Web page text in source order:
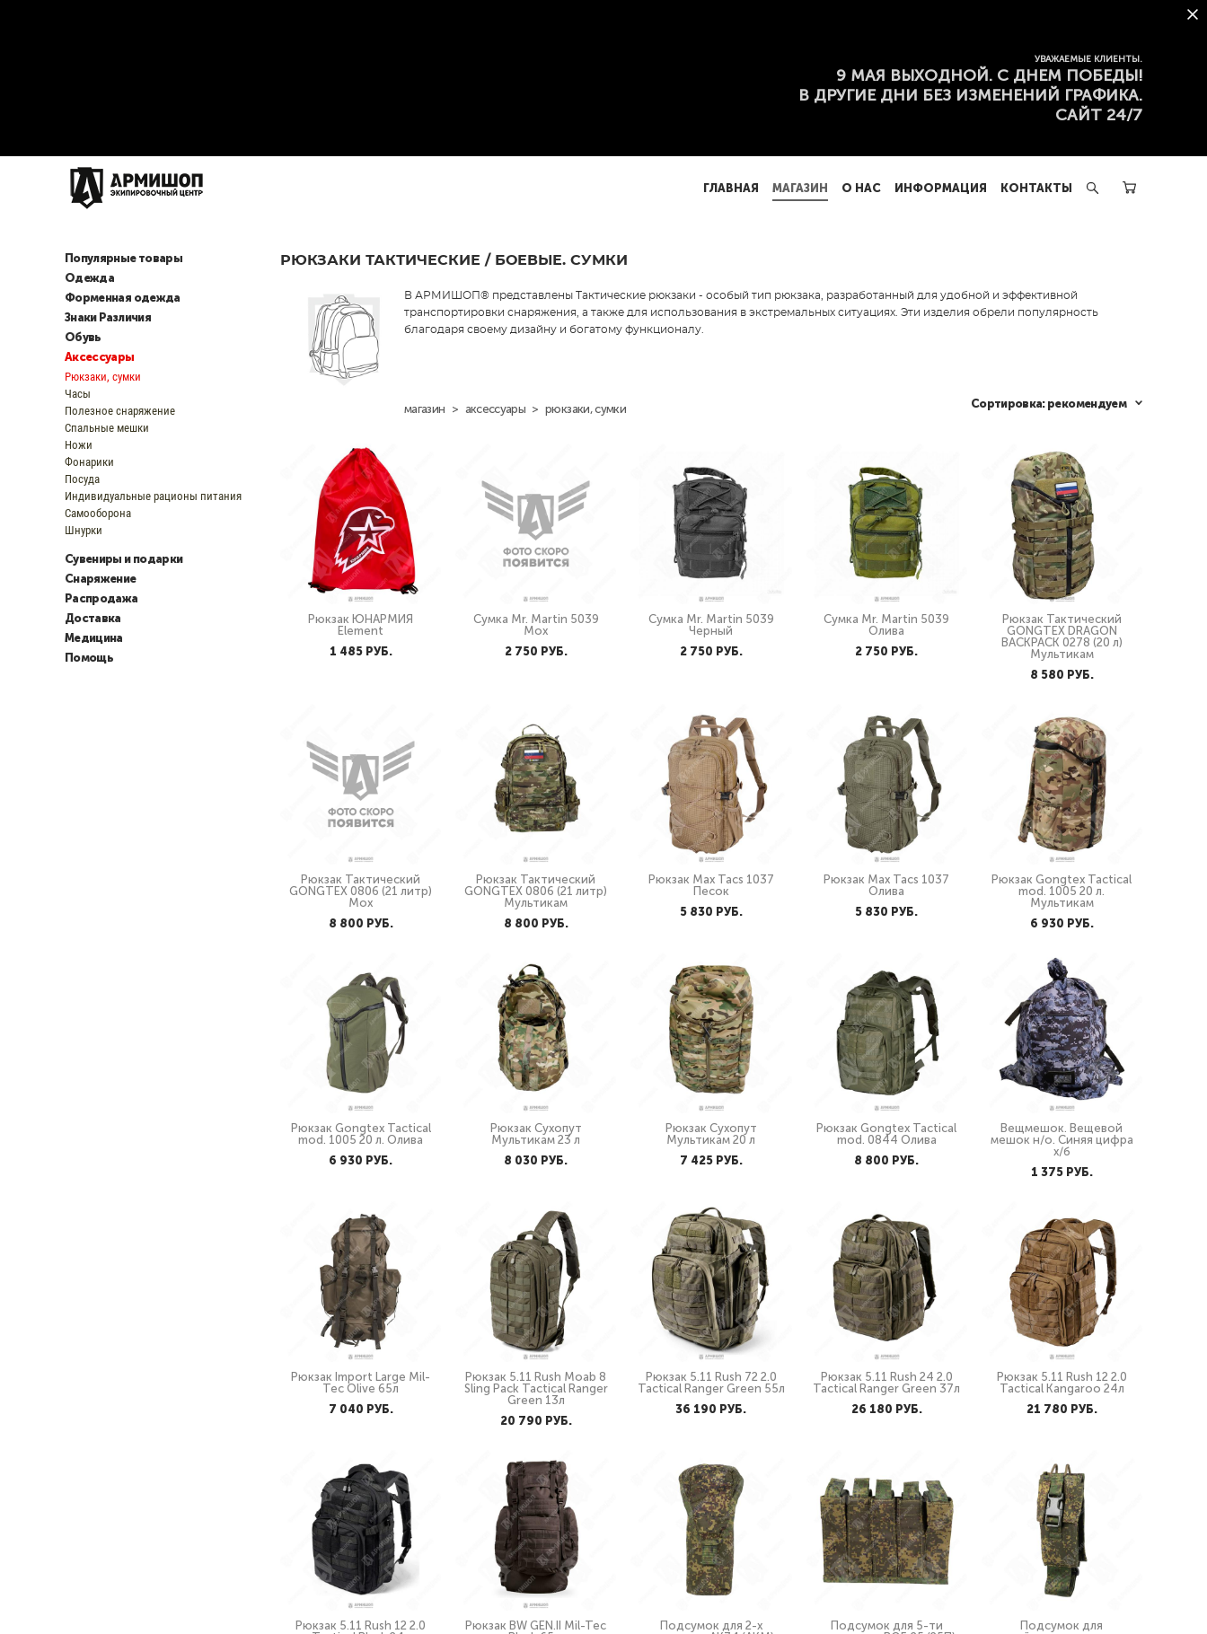
УВАЖАЕМЫЕ КЛИЕНТЫ.
9 МАЯ ВЫХОДНОЙ. С ДНЕМ ПОБЕДЫ!
В ДРУГИЕ ДНИ БЕЗ ИЗМЕНЕНИЙ ГРАФИКА.
САЙТ 24/7
ГЛАВНАЯ МАГАЗИН О НАС ИНФОРМАЦИЯ КОНТАКТЫ
Популярные товары
Одежда
Форменная одежда
Знаки Различия
Обувь
Аксессуары
Рюкзаки, сумки
Часы
Полезное снаряжение
Спальные мешки
Ножи
Фонарики
Посуда
Индивидуальные рационы питания
Самооборона
Шнурки
Сувениры и подарки
Снаряжение
Распродажа
Доставка
Медицина
Помощь
РЮКЗАКИ ТАКТИЧЕСКИЕ / БОЕВЫЕ. СУМКИ
В АРМИШОП® представлены Тактические рюкзаки - особый тип рюкзака, разработанный для удобной и эффективной
транспортировки снаряжения, а также для использования в экстремальных ситуациях. Эти изделия обрели популярность
благодаря своему дизайну и богатому функционалу.
магазин > аксессуары > рюкзаки, сумки Сортировка: рекомендуем
Рюкзак ЮНАРМИЯ
Element
1 485 PУБ.
Сумка Mr. Martin 5039
Мох
2 750 PУБ.
Сумка Mr. Martin 5039
Черный
2 750 PУБ.
Сумка Mr. Martin 5039
Олива
2 750 PУБ.
Рюкзак Тактический
GONGTEX DRAGON
BACKPACK 0278 (20 л)
Мультикам
8 580 PУБ.
Рюкзак Тактический
GONGTEX 0806 (21 литр)
Мох
8 800 PУБ.
Рюкзак Тактический
GONGTEX 0806 (21 литр)
Мультикам
8 800 PУБ.
Рюкзак Max Tacs 1037
Песок
5 830 PУБ.
Рюкзак Max Tacs 1037
Олива
5 830 PУБ.
Рюкзак Gongtex Tactical
mod. 1005 20 л.
Мультикам
6 930 PУБ.
Рюкзак Gongtex Tactical
mod. 1005 20 л. Олива
6 930 PУБ.
Рюкзак Сухопут
Мультикам 23 л
8 030 PУБ.
Рюкзак Сухопут
Мультикам 20 л
7 425 PУБ.
Рюкзак Gongtex Tactical
mod. 0844 Олива
8 800 PУБ.
Вещмешок. Вещевой
мешок н/о. Синяя цифра
х/б
1 375 PУБ.
Рюкзак Import Large Mil-
Tec Olive 65л
7 040 PУБ.
Рюкзак 5.11 Rush Moab 8
Sling Pack Tactical Ranger
Green 13л
20 790 PУБ.
Рюкзак 5.11 Rush 72 2.0
Tactical Ranger Green 55л
36 190 PУБ.
Рюкзак 5.11 Rush 24 2.0
Tactical Ranger Green 37л
26 180 PУБ.
Рюкзак 5.11 Rush 12 2.0
Tactical Kangaroo 24л
21 780 PУБ.
Рюкзак 5.11 Rush 12 2.0
Рюкзак BW GEN.II Mil-Tec
Подсумок для 2-х
Подсумок для 5-ти
Подсумок для